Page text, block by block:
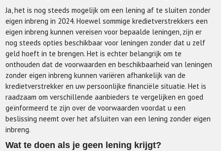
Ja, het is nog steeds mogelijk om een lening af te sluiten zonder
eigen inbreng in 2024. Hoewel sommige kredietverstrekkers een
eigen inbreng kunnen vereisen voor bepaalde leningen, zijn er
nog steeds opties beschikbaar voor leningen zonder dat u zelf
geld hoeft in te brengen. Het is echter belangrijk om te
onthouden dat de voorwaarden en beschikbaarheid van leningen
zonder eigen inbreng kunnen variëren afhankelijk van de
kredietverstrekker en uw persoonlijke financiële situatie. Het is
raadzaam om verschillende aanbieders te vergelijken en goed
geïnformeerd te zijn over de voorwaarden voordat u een
beslissing neemt over het afsluiten van een lening zonder eigen
inbreng.
Wat te doen als je geen lening krijgt?